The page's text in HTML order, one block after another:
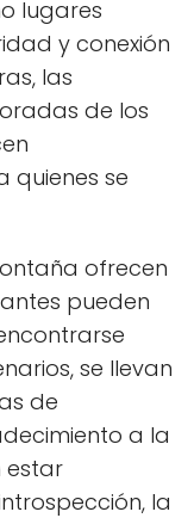
lugares
y conexión
las
de los
quienes se
ofrecen
pueden
se llevan
de
a la
estar
la